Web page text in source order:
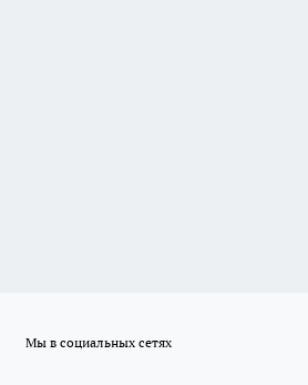
Мы в социальных сетях